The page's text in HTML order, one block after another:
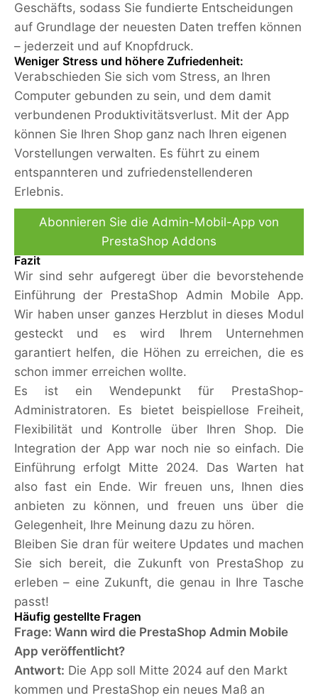
Geschäfts, sodass Sie fundierte Entscheidungen
auf Grundlage der neuesten Daten treffen können
– jederzeit und auf Knopfdruck.
Weniger Stress und höhere Zufriedenheit:
Verabschieden Sie sich vom Stress, an Ihren
Computer gebunden zu sein, und dem damit
verbundenen Produktivitätsverlust. Mit der App
können Sie Ihren Shop ganz nach Ihren eigenen
Vorstellungen verwalten. Es führt zu einem
entspannteren und zufriedenstellenderen
Erlebnis.
Abonnieren Sie die Admin-Mobil-App von
PrestaShop Addons
Fazit
Wir sind sehr aufgeregt über die bevorstehende
Einführung der PrestaShop Admin Mobile App.
Wir haben unser ganzes Herzblut in dieses Modul
gesteckt und es wird Ihrem Unternehmen
garantiert helfen, die Höhen zu erreichen, die es
schon immer erreichen wollte.
Es ist ein Wendepunkt für PrestaShop-
Administratoren. Es bietet beispiellose Freiheit,
Flexibilität und Kontrolle über Ihren Shop. Die
Integration der App war noch nie so einfach. Die
Einführung erfolgt Mitte 2024. Das Warten hat
also fast ein Ende. Wir freuen uns, Ihnen dies
anbieten zu können, und freuen uns über die
Gelegenheit, Ihre Meinung dazu zu hören.
Bleiben Sie dran für weitere Updates und machen
Sie sich bereit, die Zukunft von PrestaShop zu
erleben – eine Zukunft, die genau in Ihre Tasche
passt!
Häufig gestellte Fragen
Frage: Wann wird die PrestaShop Admin Mobile
App veröffentlicht?
Antwort: Die App soll Mitte 2024 auf den Markt
kommen und PrestaShop ein neues Maß an